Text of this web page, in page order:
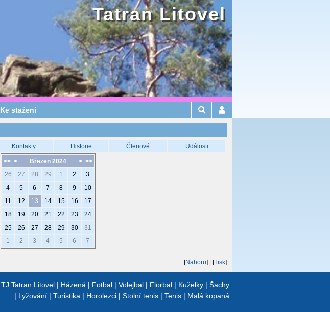
Tatran Litovel
Ke stažení
Kontakty Historie Členové Události
<< < > >>
Březen 2024
26
27 28 29 1 2
3
4
5 6 7 8 9
10
11
12 13 14 15 16
17
18
19 20 21 22 23
24
25
26 27 28 29 30
31
1
2 3 4 5 6 7
[Nahoru] | [Tisk]
TJ Tatran Litovel | Házená | Fotbal | Volejbal | Florbal | Kuželky | Šachy
| Lyžování | Turistika | Horolezci | Stolní tenis | Tenis | Malá kopaná